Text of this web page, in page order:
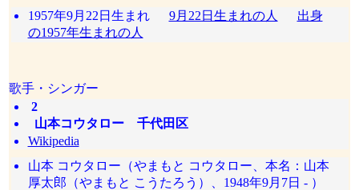
1957年9月22日生まれ 9月22日生まれの人
出身
の1957年生まれの人
歌手・シンガー
2
山本コウタロー 千代田区
Wikipedia
山本 コウタロー（やまもと コウタロー、本名：山本
厚太郎（やまもと こうたろう）、1948年9月7日 - ）